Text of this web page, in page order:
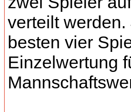
verteilt
besten vier
Einzelwertung